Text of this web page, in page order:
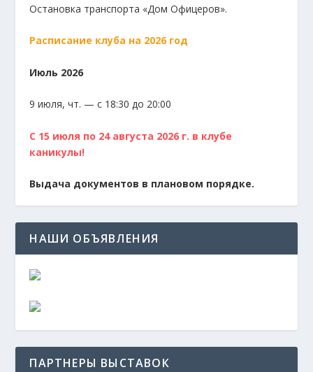
Остановка транспорта «Дом Офицеров».
Расписание клуба на 2026 год
Июль 2026
9 июля, чт. — с 18:30 до 20:00
С 15 июля по 24 августа 2026 г. в клубе
каникулы!
Выдача документов в плановом порядке.
НАШИ ОБЪЯВЛЕНИЯ
ПАРТНЕРЫ ВЫСТАВОК